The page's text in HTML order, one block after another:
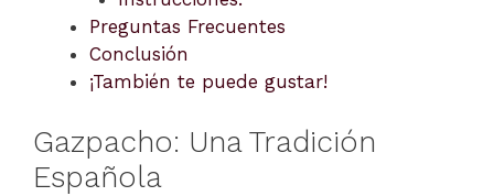
Preguntas Frecuentes
Conclusión
¡También te puede gustar!
Gazpacho: Una Tradición
Española